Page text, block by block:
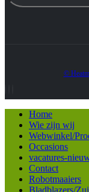
©
Home
Wie zijn wij
Webwinkel/
Occasions
vacatures-
Contact
Robotmaaiers